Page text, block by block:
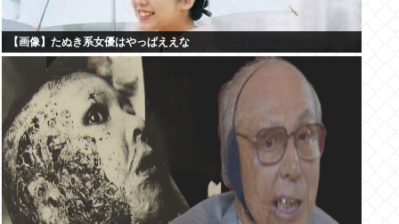
【画像】たぬき系女優はやっぱええな